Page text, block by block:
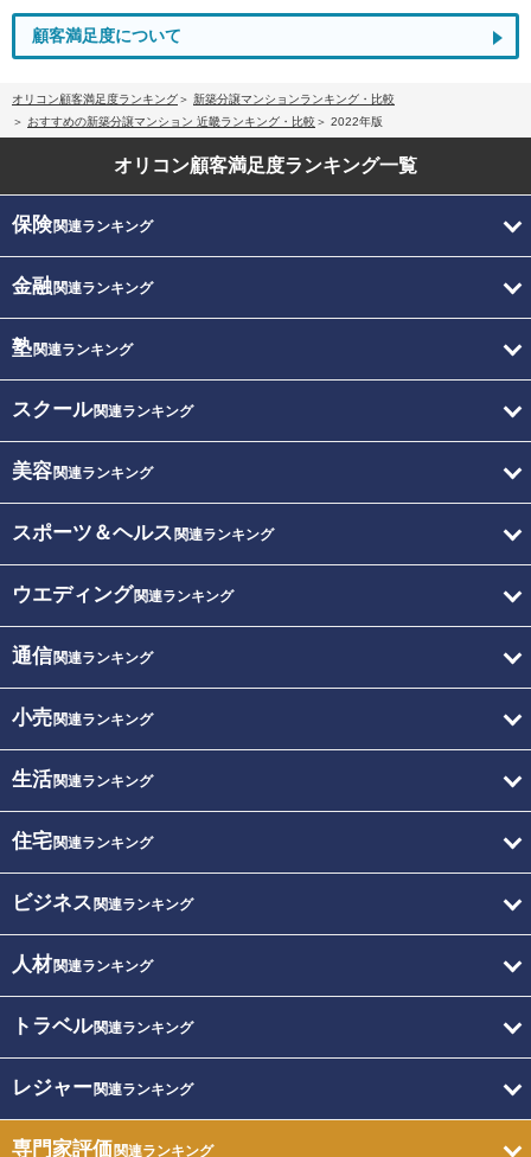
顧客満足度について
オリコン顧客満足度ランキング
新築分譲マンションランキング・比較
おすすめの新築分譲マンション 近畿ランキング・比較
2022年版
オリコン顧客満足度ランキング一覧
保険関連ランキング
金融関連ランキング
塾関連ランキング
スクール関連ランキング
美容関連ランキング
スポーツ＆ヘルス 関連ランキング
ウエディング関連ランキング
通信関連ランキング
小売関連ランキング
生活関連ランキング
住宅関連ランキング
ビジネス 関連ランキング
人材関連ランキング
トラベル関連ランキング
レジャー関連ランキング
専門家評価関連ランキング